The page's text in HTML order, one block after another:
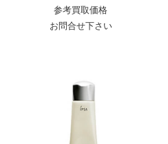
参考買取価格
お問合せ下さい